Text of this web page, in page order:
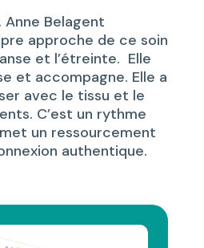
Belagent
approche de ce soin
et l’étreinte. Elle
et accompagne. Elle a
avec le tissu et le
C’est un rythme
un ressourcement
authentique.